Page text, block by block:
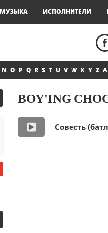
МУЗЫКА ИСПОЛНИТЕЛИ
N O P Q R S T U V W X Y Z А
BOY'ING
Совесть